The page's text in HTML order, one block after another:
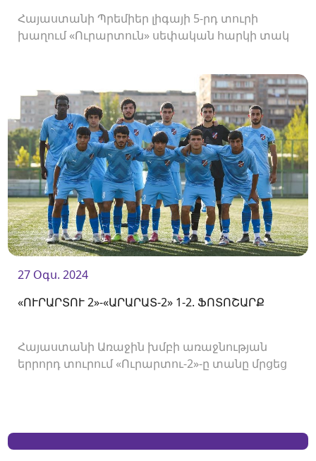
Հայաստանի Պրեմիեր լիգայի 5-րդ տուրի
խաղում «Ուրարտուն» սեփական հարկի տակ
կմեկնարկի 19։00-ին։
27 Օգս. 2024
«ՈՒՐԱՐՏՈՒ 2»-«ԱՐԱՐԱՏ-2» 1-2. ՖՈՏՈՇԱՐՔ
Հայաստանի Առաջին խմբի առաջնության
երրորդ տուրում «Ուրարտու-2»-ը տանը մրցեց